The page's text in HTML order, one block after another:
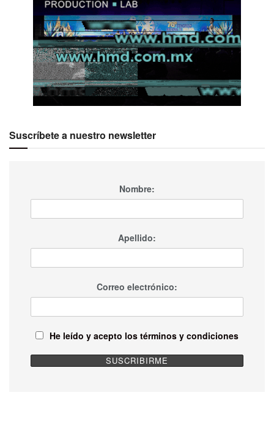
Suscríbete a nuestro newsletter
Nombre:
Apellido:
Correo electrónico:
He leído y acepto los términos y condiciones